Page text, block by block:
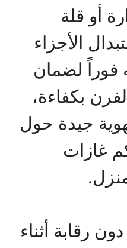
أو قلة
الأجزاء
فوراً لضمان
بكفاءة،
جيدة حول
غازات
رقابة أثناء